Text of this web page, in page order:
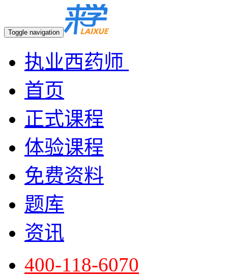
Toggle navigation
执业西药师
首页
正式课程
体验课程
免费资料
题库
资讯
400-118-6070